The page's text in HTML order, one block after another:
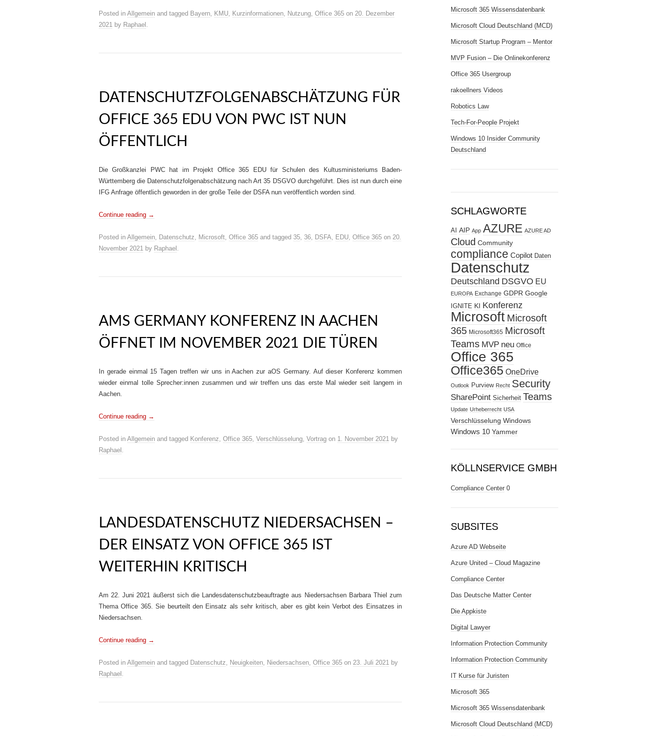
Posted in Allgemein and tagged Bayern, KMU, Kurzinformationen, Nutzung, Office 365 on 20. Dezember
2021 by Raphael .
DATENSCHUTZFOLGENABSCHÄTZUNG FÜR
OFFICE 365 EDU VON PWC IST NUN
ÖFFENTLICH
Die Großkanzlei PWC hat im Projekt Office 365 EDU für Schulen des Kultusministeriums Baden-
Württemberg die Datenschutzfolgenabschätzung nach Art 35 DSGVO durchgeführt. Dies ist nun durch eine
IFG Anfrage öffentlich geworden in der große Teile der DSFA nun veröffentlich worden sind.
Continue reading →
Posted in Allgemein, Datenschutz, Microsoft, Office 365 and tagged 35, 36, DSFA, EDU, Office 365 on 20.
November 2021 by Raphael .
AMS GERMANY KONFERENZ IN AACHEN
ÖFFNET IM NOVEMBER 2021 DIE TÜREN
In gerade einmal 15 Tagen treffen wir uns in Aachen zur aOS Germany. Auf dieser Konferenz kommen
wieder einmal tolle Sprecher:innen zusammen und wir treffen uns das erste Mal wieder seit langem in
Aachen.
Continue reading →
Posted in Allgemein and tagged Konferenz, Office 365, Verschlüsselung, Vortrag on 1. November 2021 by
Raphael .
LANDESDATENSCHUTZ NIEDERSACHSEN –
DER EINSATZ VON OFFICE 365 IST
WEITERHIN KRITISCH
Am 22. Juni 2021 äußerst sich die Landesdatenschutzbeauftragte aus Niedersachsen Barbara Thiel zum
Thema Office 365. Sie beurteilt den Einsatz als sehr kritisch, aber es gibt kein Verbot des Einsatzes in
Niedersachsen.
Continue reading →
Posted in Allgemein and tagged Datenschutz, Neuigkeiten, Niedersachsen, Office 365 on 23. Juli 2021 by
Raphael .
Microsoft 365 Wissensdatenbank
Microsoft Cloud Deutschland (MCD)
Microsoft Startup Program – Mentor
MVP Fusion – Die Onlinekonferenz
Office 365 Usergroup
rakoellners Videos
Robotics Law
Tech-For-People Projekt
Windows 10 Insider Community
Deutschland
SCHLAGWORTE
AI AIP App AZURE AZURE AD
Cloud Community
compliance Copilot Daten
Datenschutz
Deutschland DSGVO EU
EUROPA Exchange GDPR Google
IGNITE KI Konferenz
Microsoft Microsoft
365 Microsoft365 Microsoft
Teams MVP neu Office
Office 365
Office365 OneDrive
Outlook Purview Recht Security
SharePoint Sicherheit Teams
Update Urheberrecht USA
Verschlüsselung Windows
Windows 10 Yammer
KÖLLNSERVICE GMBH
Compliance Center 0
SUBSITES
Azure AD Webseite
Azure United – Cloud Magazine
Compliance Center
Das Deutsche Matter Center
Die Appkiste
Digital Lawyer
Information Protection Community
Information Protection Community
IT Kurse für Juristen
Microsoft 365
Microsoft 365 Wissensdatenbank
Microsoft Cloud Deutschland (MCD)